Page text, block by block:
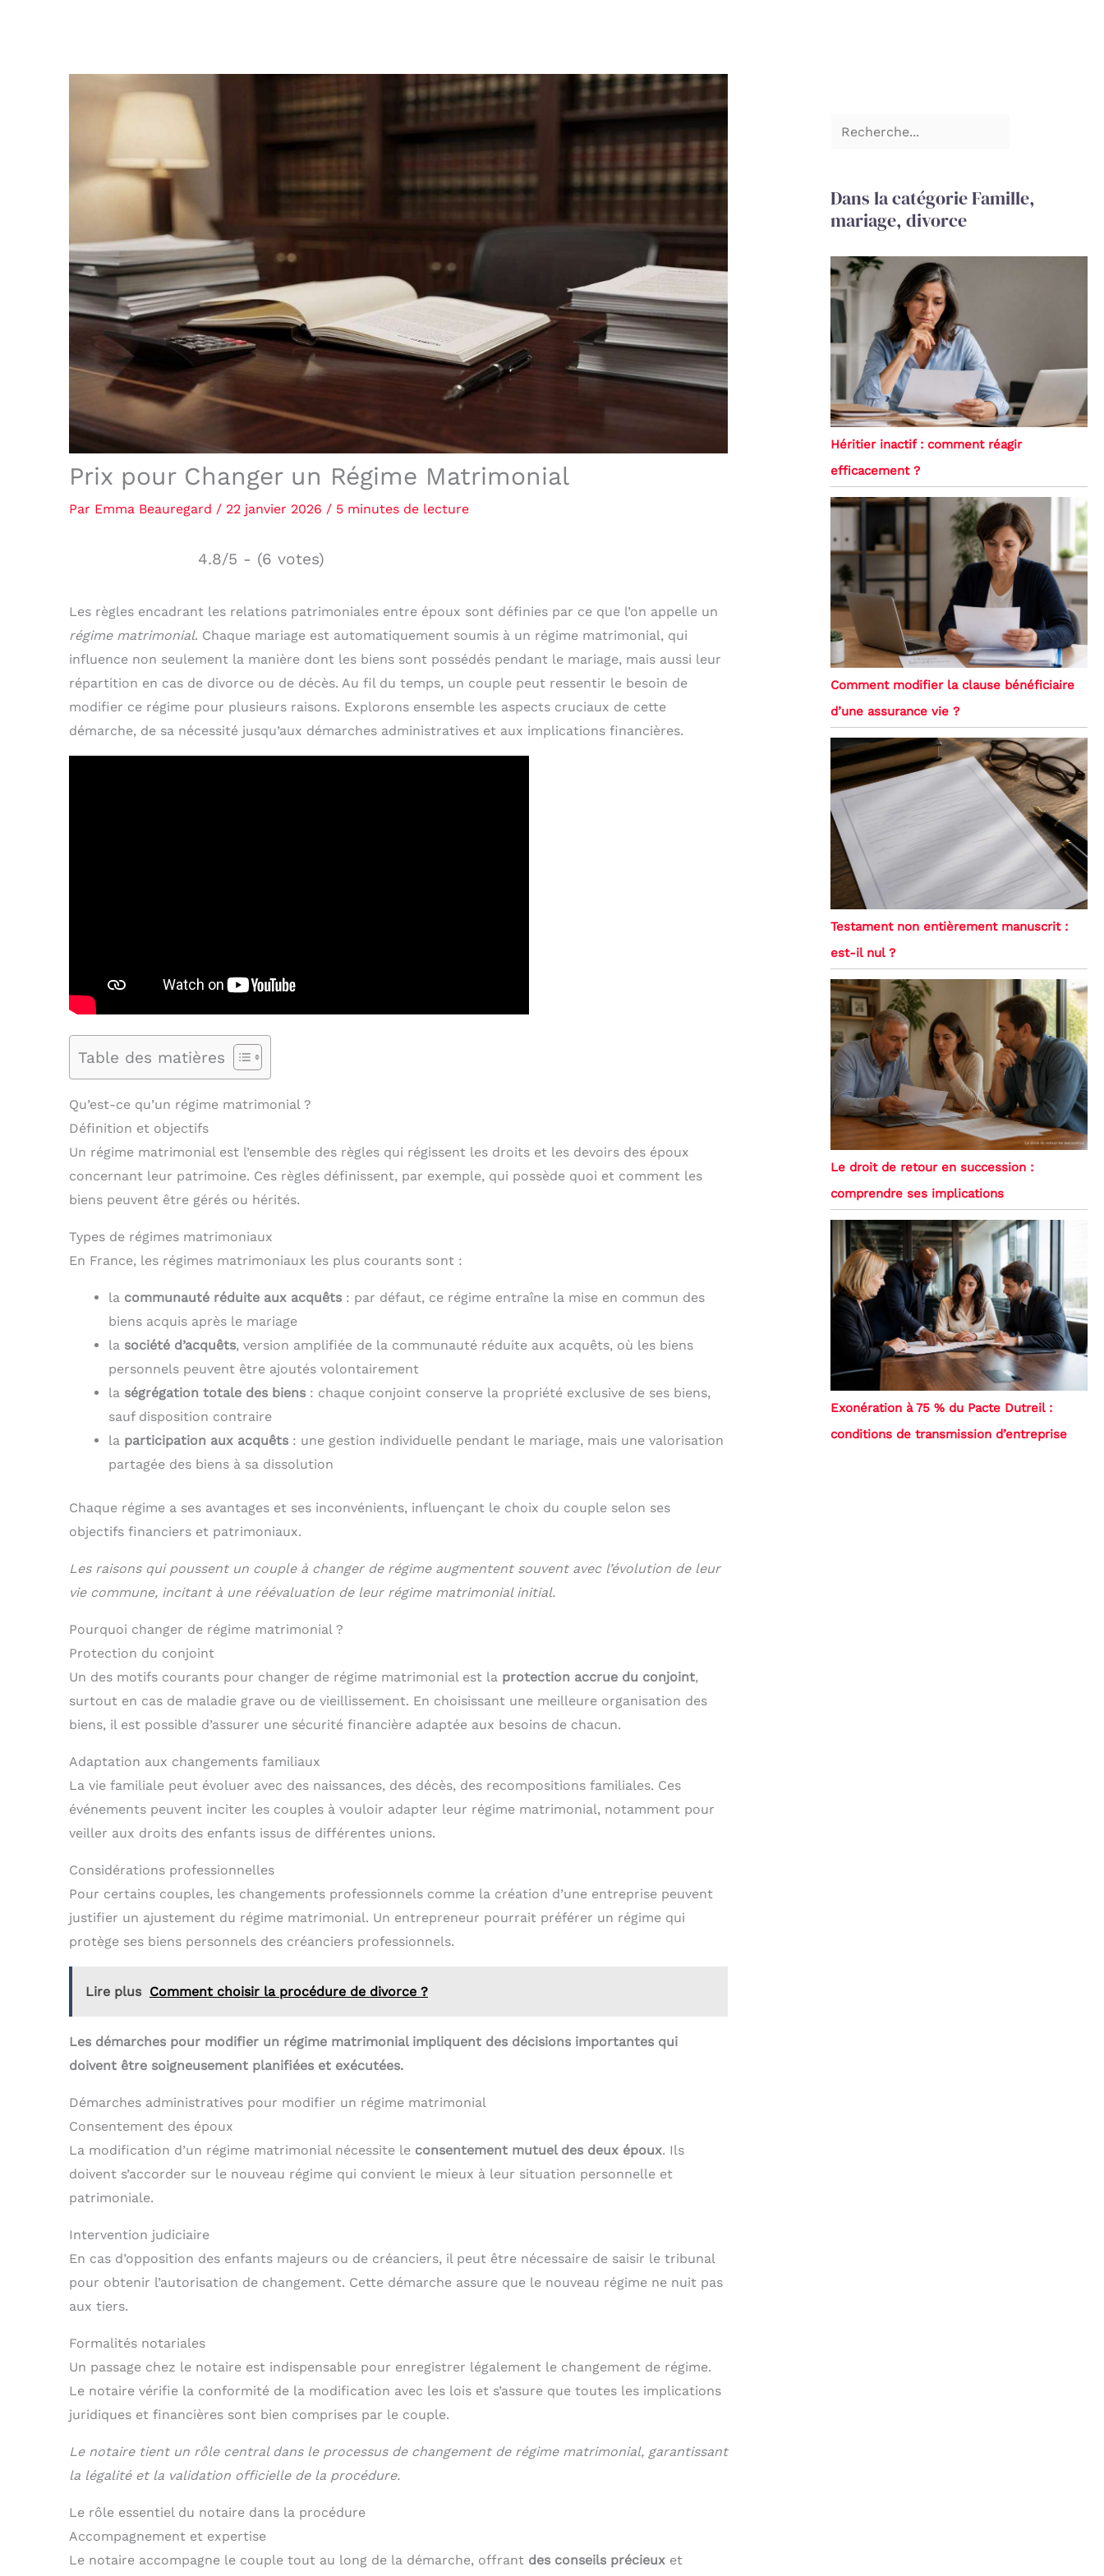
Prix pour Changer un Régime Matrimonial
Par Emma Beauregard / 22 janvier 2026 / 5 minutes de lecture
4.8/5 - (6 votes)
Les règles encadrant les relations patrimoniales entre époux sont définies par ce que l’on appelle un
régime matrimonial. Chaque mariage est automatiquement soumis à un régime matrimonial, qui
influence non seulement la manière dont les biens sont possédés pendant le mariage, mais aussi leur
répartition en cas de divorce ou de décès. Au fil du temps, un couple peut ressentir le besoin de
modifier ce régime pour plusieurs raisons. Explorons ensemble les aspects cruciaux de cette
démarche, de sa nécessité jusqu’aux démarches administratives et aux implications financières.
Table des matières
Qu’est-ce qu’un régime matrimonial ?
Définition et objectifs
Un régime matrimonial est l’ensemble des règles qui régissent les droits et les devoirs des époux
concernant leur patrimoine. Ces règles définissent, par exemple, qui possède quoi et comment les
biens peuvent être gérés ou hérités.
Types de régimes matrimoniaux
En France, les régimes matrimoniaux les plus courants sont :
la communauté réduite aux acquêts : par défaut, ce régime entraîne la mise en commun des
biens acquis après le mariage
la société d’acquêts, version amplifiée de la communauté réduite aux acquêts, où les biens
personnels peuvent être ajoutés volontairement
la ségrégation totale des biens : chaque conjoint conserve la propriété exclusive de ses biens,
sauf disposition contraire
la participation aux acquêts : une gestion individuelle pendant le mariage, mais une valorisation
partagée des biens à sa dissolution
Chaque régime a ses avantages et ses inconvénients, influençant le choix du couple selon ses
objectifs financiers et patrimoniaux.
Les raisons qui poussent un couple à changer de régime augmentent souvent avec l’évolution de leur
vie commune, incitant à une réévaluation de leur régime matrimonial initial.
Pourquoi changer de régime matrimonial ?
Protection du conjoint
Un des motifs courants pour changer de régime matrimonial est la protection accrue du conjoint,
surtout en cas de maladie grave ou de vieillissement. En choisissant une meilleure organisation des
biens, il est possible d’assurer une sécurité financière adaptée aux besoins de chacun.
Adaptation aux changements familiaux
La vie familiale peut évoluer avec des naissances, des décès, des recompositions familiales. Ces
événements peuvent inciter les couples à vouloir adapter leur régime matrimonial, notamment pour
veiller aux droits des enfants issus de différentes unions.
Considérations professionnelles
Pour certains couples, les changements professionnels comme la création d’une entreprise peuvent
justifier un ajustement du régime matrimonial. Un entrepreneur pourrait préférer un régime qui
protège ses biens personnels des créanciers professionnels.
Lire plus Comment choisir la procédure de divorce ?
Les démarches pour modifier un régime matrimonial impliquent des décisions importantes qui
doivent être soigneusement planifiées et exécutées.
Démarches administratives pour modifier un régime matrimonial
Consentement des époux
La modification d’un régime matrimonial nécessite le consentement mutuel des deux époux. Ils
doivent s’accorder sur le nouveau régime qui convient le mieux à leur situation personnelle et
patrimoniale.
Intervention judiciaire
En cas d’opposition des enfants majeurs ou de créanciers, il peut être nécessaire de saisir le tribunal
pour obtenir l’autorisation de changement. Cette démarche assure que le nouveau régime ne nuit pas
aux tiers.
Formalités notariales
Un passage chez le notaire est indispensable pour enregistrer légalement le changement de régime.
Le notaire vérifie la conformité de la modification avec les lois et s’assure que toutes les implications
juridiques et financières sont bien comprises par le couple.
Le notaire tient un rôle central dans le processus de changement de régime matrimonial, garantissant
la légalité et la validation officielle de la procédure.
Le rôle essentiel du notaire dans la procédure
Accompagnement et expertise
Le notaire accompagne le couple tout au long de la démarche, offrant des conseils précieux et
Dans la catégorie Famille,
mariage, divorce
Héritier inactif : comment réagir
efficacement ?
Comment modifier la clause bénéficiaire
d’une assurance vie ?
Testament non entièrement manuscrit :
est-il nul ?
Le droit de retour en succession :
comprendre ses implications
Exonération à 75 % du Pacte Dutreil :
conditions de transmission d’entreprise